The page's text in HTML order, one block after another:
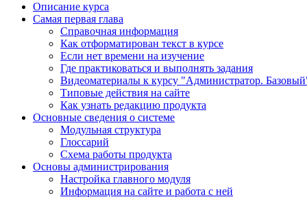
Описание курса
Самая первая глава
Справочная информация
Как отформатирован текст в курсе
Если нет времени на изучение
Где практиковаться и выполнять задания
Видеоматериалы к курсу "Администратор.
Типовые действия на сайте
Как узнать редакцию продукта
Основные сведения о системе
Модульная структура
Глоссарий
Схема работы продукта
Основы администрирования
Настройка главного модуля
Информация на сайте и работа с ней